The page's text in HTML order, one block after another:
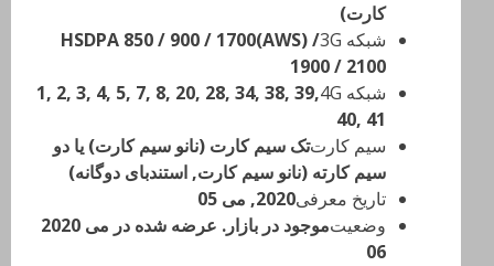
کارت)
شبکه 3G
HSDPA 850 / 900 / 1700(AWS) /
1900 / 2100
شبکه 4G
1, 2, 3, 4, 5, 7, 8, 20, 28, 34, 38, 39,
40, 41
سیم کارتتک سیم کارت (نانو سیم کارت) یا دو
سیم کارته (نانو سیم کارت, استندبای دوگانه)
تاریخ معرفی2020, می 05
وضعیت
موجود در بازار. عرضه شده در می 2020
06